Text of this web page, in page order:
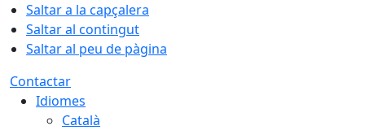
Saltar a la capçalera
Saltar al contingut
Saltar al peu de pàgina
Contactar
Idiomes
Català